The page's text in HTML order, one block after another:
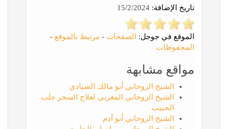
تاريخ الإضافة:
الموقع في جوجل: الصفحات - مرتبط بالموقع -
المحفوظات
مواقع مشابهة
الشيخ الروحاني أبو مالك الصيادي
الشيخ الروحاني المغربي لعلاج السحر جلب
الحبيب
الشيخ الروحاني أبو آدم